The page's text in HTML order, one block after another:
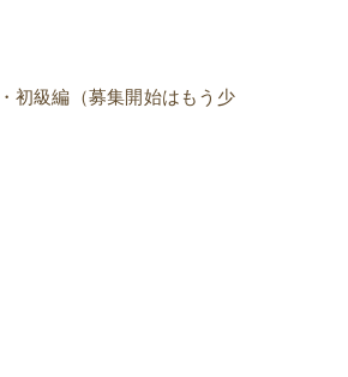
初級編（募集開始はもう少